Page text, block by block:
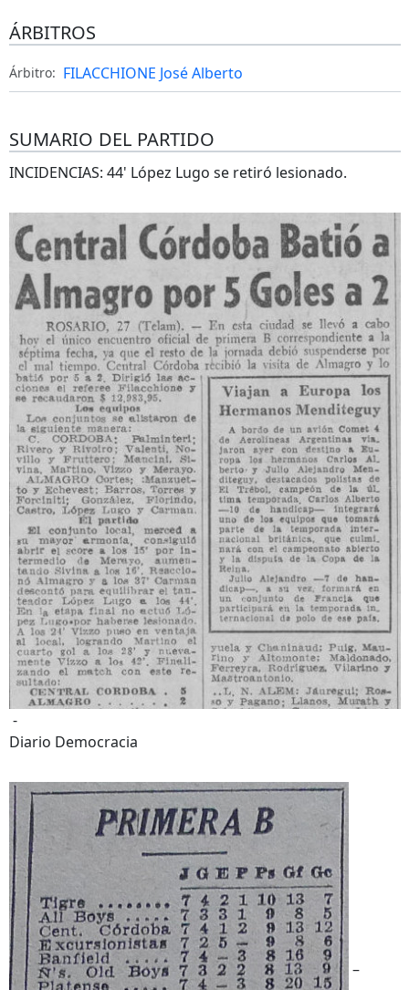
ÁRBITROS
Árbitro: FILACCHIONE José Alberto
SUMARIO DEL PARTIDO
INCIDENCIAS: 44' López Lugo se retiró lesionado.
-
Diario Democracia
–